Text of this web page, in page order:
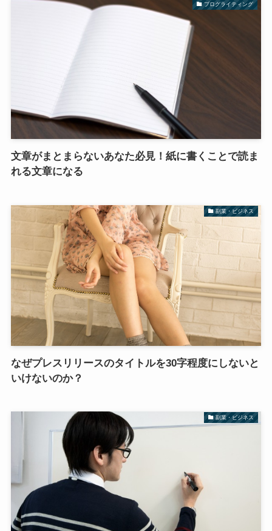
ブログライティング
文章がまとまらないあなた必見！紙に書くことで読ま
れる文章になる
副業・ビジネス
なぜプレスリリースのタイトルを30字程度にしないと
いけないのか？
副業・ビジネス